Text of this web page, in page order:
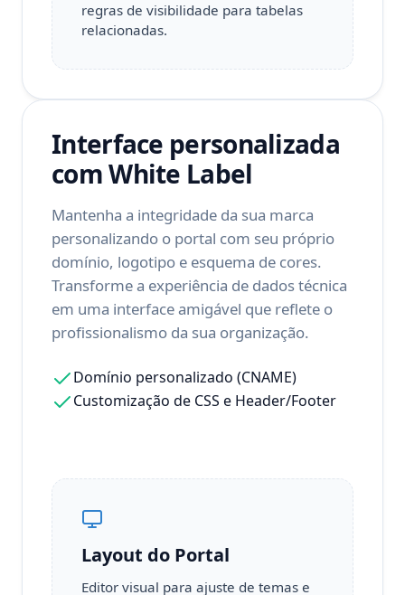
regras de visibilidade para tabelas
relacionadas.
Interface personalizada
com White Label
Mantenha a integridade da sua marca
personalizando o portal com seu próprio
domínio, logotipo e esquema de cores.
Transforme a experiência de dados técnica
em uma interface amigável que reflete o
profissionalismo da sua organização.
Domínio personalizado (CNAME)
Customização de CSS e Header/Footer
Layout do Portal
Editor visual para ajuste de temas e